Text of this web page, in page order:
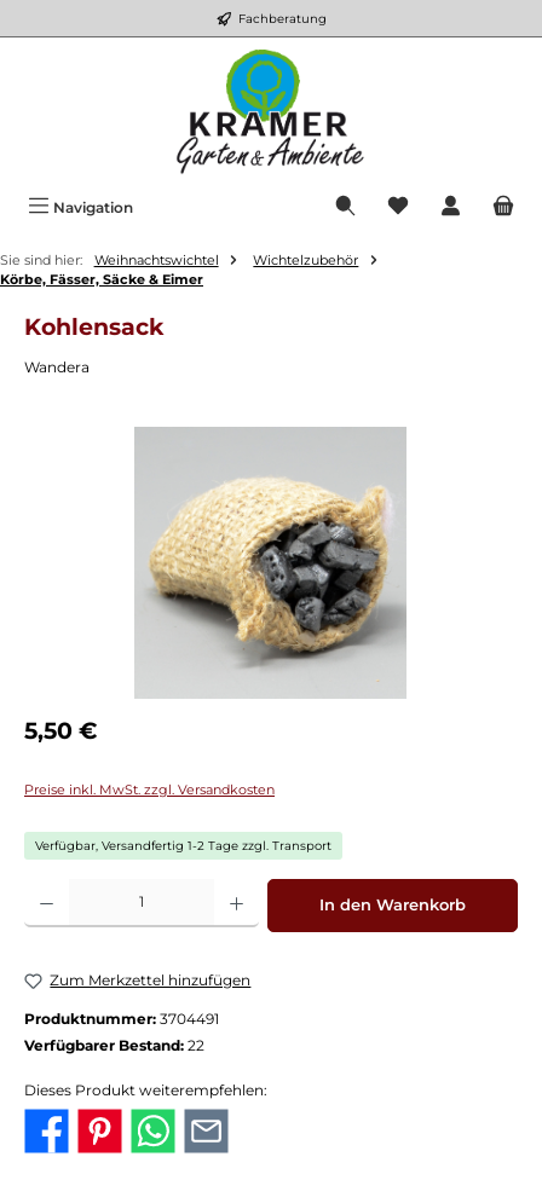
Fachberatung
Navigation Du hast 0
Sie sind hier: Weihnachtswichtel
Wichtelzubehör
Körbe, Fässer, Säcke & Eimer
Kohlensack
Wandera
Regulärer Preis:
5,50 €
Preise inkl. MwSt. zzgl. Versandkosten
Verfügbar, Versandfertig 1-2 Tage zzgl. Transport
Produkt Anzahl: Gib den gewünschten Wert ein oder benutze die
In den Warenkorb
Zum Merkzettel hinzufügen
Produktnummer: 3704491
Verfügbarer Bestand: 22
Dieses Produkt weiterempfehlen: